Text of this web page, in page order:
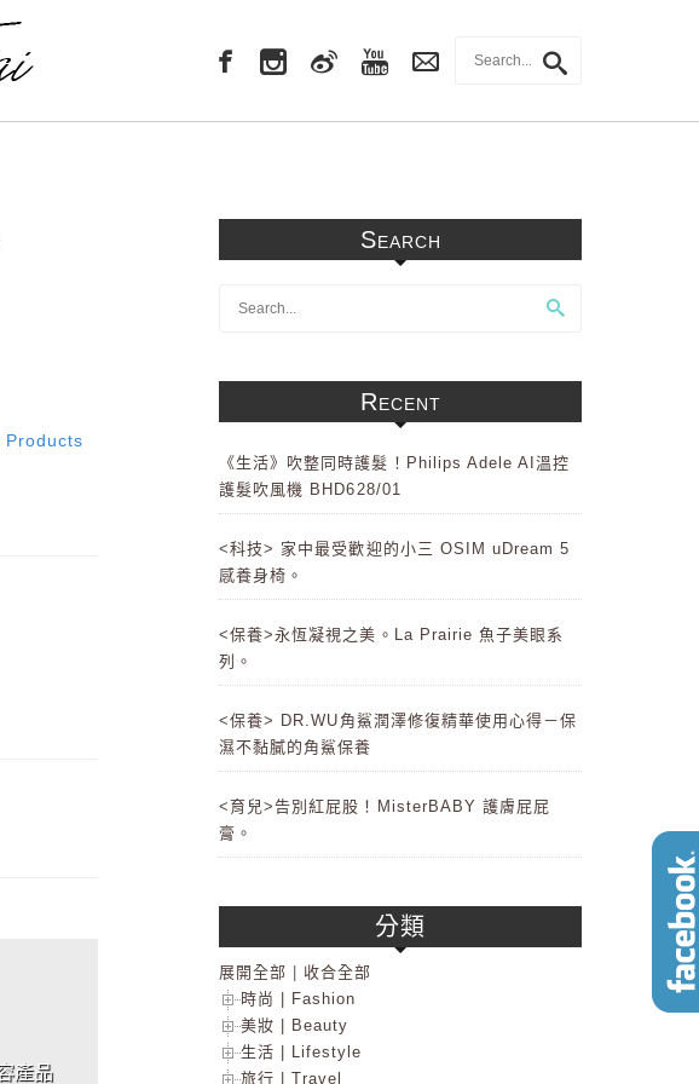
Products
產品
Search
Recent
《生活》吹整同時護髮！Philips Adele AI溫控
護髮吹風機 BHD628/01
<科技> 家中最受歡迎的小三 OSIM uDream 5
感養身椅。
<保養>永恆凝視之美。La Prairie 魚子美眼系
列。
<保養> DR.WU角鯊潤澤修復精華使用心得－保
濕不黏膩的角鯊保養
<育兒>告別紅屁股！MisterBABY 護膚屁屁
膏。
分類
展開全部
收合全部
時尚 | Fashion
美妝 | Beauty
生活 | Lifestyle
旅行 | Travel